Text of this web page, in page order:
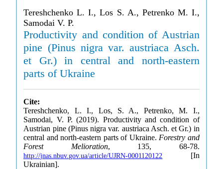
Tereshchenko L. I., Los S. A., Petrenko M. I.,
Samodai V. P.
Productivity and condition of Austrian
pine (Pinus nigra var. austriaca Asch.
et Gr.) in central and north-eastern
parts of Ukraine
Cite:
Tereshchenko, L. I., Los, S. A., Petrenko, M. I.,
Samodai, V. P. (2019). Productivity and condition of
Austrian pine (Pinus nigra var. austriaca Asch. et Gr.) in
central and north-eastern parts of Ukraine. Forestry and
Forest Melioration, 135, 68-78.
http://jnas.nbuv.gov.ua/article/UJRN-0001120122 [In
Ukrainian].